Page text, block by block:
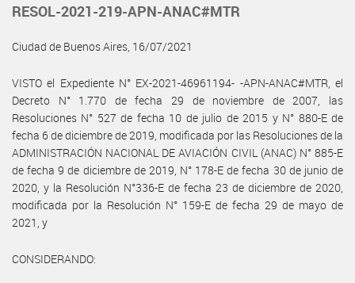
RESOL-2021-219-APN-ANAC#MTR
Ciudad de Buenos Aires, 16/07/2021
VISTO el Expediente N° EX-2021-46961194- -APN-ANAC#MTR, el
Decreto N° 1.770 de fecha 29 de noviembre de 2007, las
Resoluciones N° 527 de fecha 10 de julio de 2015 y N° 880-E de
fecha 6 de diciembre de 2019, modificada por las Resoluciones de la
ADMINISTRACIÓN NACIONAL DE AVIACIÓN CIVIL (ANAC) N° 885-E
de fecha 9 de diciembre de 2019, N° 178-E de fecha 30 de junio de
2020, y la Resolución N°336-E de fecha 23 de diciembre de 2020,
modificada por la Resolución N° 159-E de fecha 29 de mayo de
2021, y
CONSIDERANDO: